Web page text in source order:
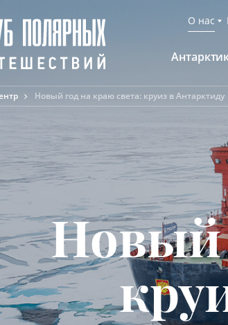
О нас
О
С
Новый год на краю света: круиз в Антарктиду
Новый